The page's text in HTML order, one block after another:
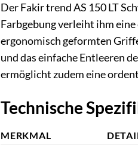
Der Fakir trend AS 150 LT
Farbgebung verleiht ihm
ergonomisch geformten
und das einfache Entleeren
ermöglicht zudem eine
Technische
MERKMAL